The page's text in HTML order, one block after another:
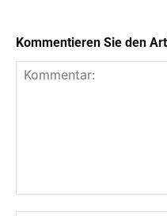
Kommentieren Sie den